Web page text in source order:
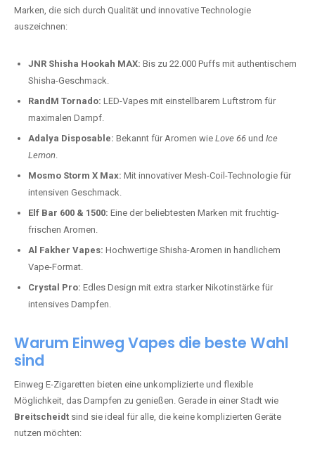
Marken, die sich durch Qualität und innovative Technologie
auszeichnen:
JNR Shisha Hookah MAX: Bis zu 22.000 Puffs mit authentischem
Shisha-Geschmack.
RandM Tornado: LED-Vapes mit einstellbarem Luftstrom für
maximalen Dampf.
Adalya Disposable: Bekannt für Aromen wie Love 66 und Ice
Lemon.
Mosmo Storm X Max: Mit innovativer Mesh-Coil-Technologie für
intensiven Geschmack.
Elf Bar 600 & 1500: Eine der beliebtesten Marken mit fruchtig-
frischen Aromen.
Al Fakher Vapes: Hochwertige Shisha-Aromen in handlichem
Vape-Format.
Crystal Pro: Edles Design mit extra starker Nikotinstärke für
intensives Dampfen.
Warum Einweg Vapes die beste Wahl
sind
Einweg E-Zigaretten bieten eine unkomplizierte und flexible
Möglichkeit, das Dampfen zu genießen. Gerade in einer Stadt wie
Breitscheidt sind sie ideal für alle, die keine komplizierten Geräte
nutzen möchten: